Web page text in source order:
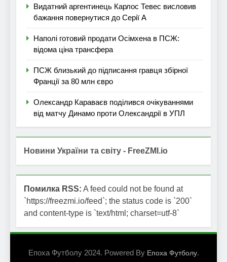
Видатний аргентинець Карлос Тевес висловив
бажання повернутися до Серії А
Наполі готовий продати Осімхена в ПСЖ:
відома ціна трансфера
ПСЖ близький до підписання гравця збірної
Франції за 80 млн євро
Олександр Караваєв поділився очікуваннями
від матчу Динамо проти Олександрії в УПЛ
Новини України та світу - FreeZMI.io
Помилка RSS: A feed could not be found at
`https://freezmi.io/feed`; the status code is `200`
and content-type is `text/html; charset=utf-8`
Епоха Футболу 2024. Powered By Епоха Футболу.